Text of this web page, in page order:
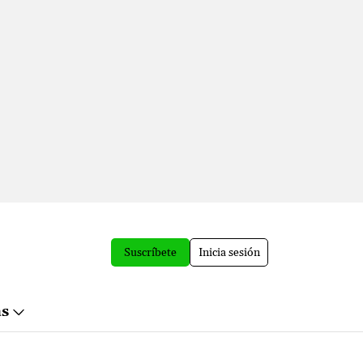
Suscríbete Inicia sesión